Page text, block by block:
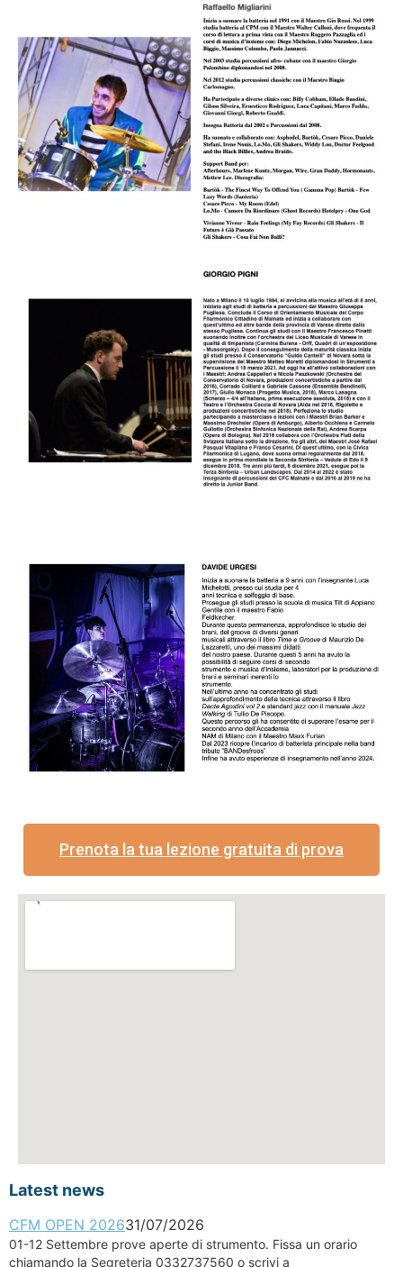
Prenota la tua lezione gratuita di prova
Latest news
CFM OPEN 202631/07/2026
01-12 Settembre prove aperte di strumento. Fissa un orario
chiamando la Segreteria 0332737560 o scrivi a